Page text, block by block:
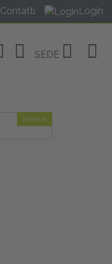
Contatti Login
SEDE
Ricerca